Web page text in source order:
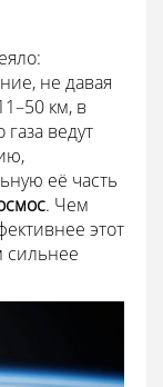
не давая
км, в
ведут
её часть
. Чем
этот
сильнее